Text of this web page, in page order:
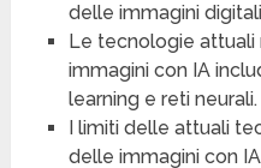
delle immagini
Le tecnologie
immagini con IA
learning e reti neurali.
I limiti delle attuali
delle immagini con